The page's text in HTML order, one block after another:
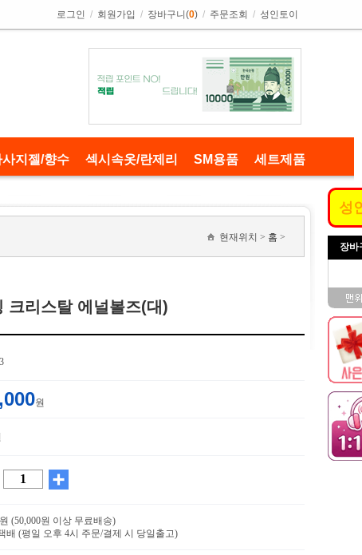
로그인 / 회원가입 / 장바구니(0) / 주문조회 / 성인토이
사지젤/향수 섹시속옷/란제리 SM용품 세트제품
현재위치 > 홈 >
크리스탈 에널볼즈(대)
원
(50,000원 이상 무료배송)
배 (평일 오후 4시 주문/결제 시 당일출고)
성
장바